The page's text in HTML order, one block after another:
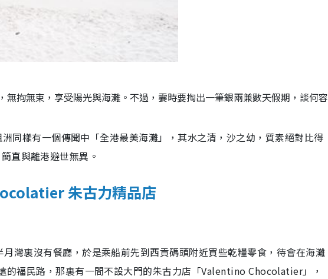
無拘無束，享受陽光與海灘。不過，霎時要掏出一筆銀兩兼數天假期，談何容
同樣有一個傳聞中「全港最美海灘」，其水之清，沙之幼，質素絕對比得
直與離港避世無異。
朱古力精品店
灣裏沒有餐廳，於是乘船前先到西貢碼頭附近買些乾糧零食，待會在海灘
的福民路，那裏有一間不設大門的朱古力店「Valentino Chocolatier」，